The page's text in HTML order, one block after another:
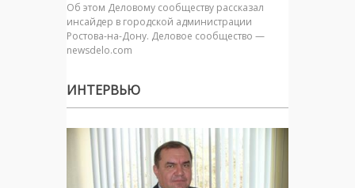
Об этом Деловому сообществу рассказал
инсайдер в городской администрации
Ростова-на-Дону. Деловое сообщество —
newsdelo.com
ИНТЕРВЬЮ